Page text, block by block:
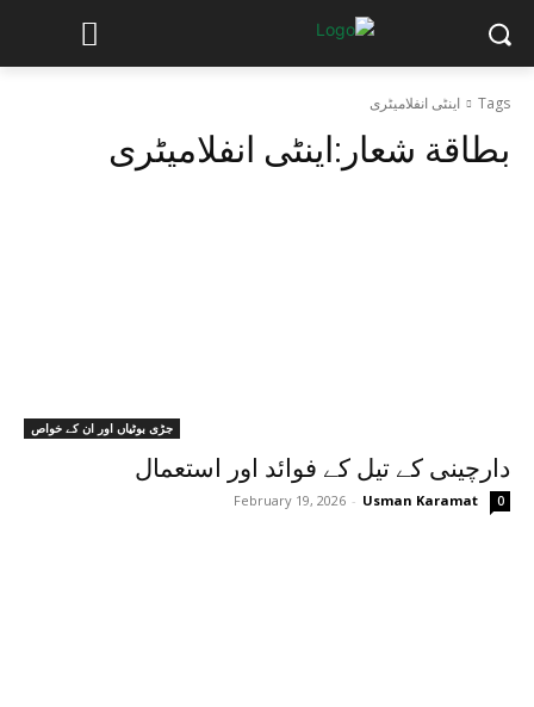
Tags اینٹی انفلامیٹری
بطاقة شعار:اینٹی انفلامیٹری
جڑی بوٹیاں اور ان کے خواص
دارچینی کے تیل کے فوائد اور استعمال
Usman Karamat
-
February 19, 2026 0